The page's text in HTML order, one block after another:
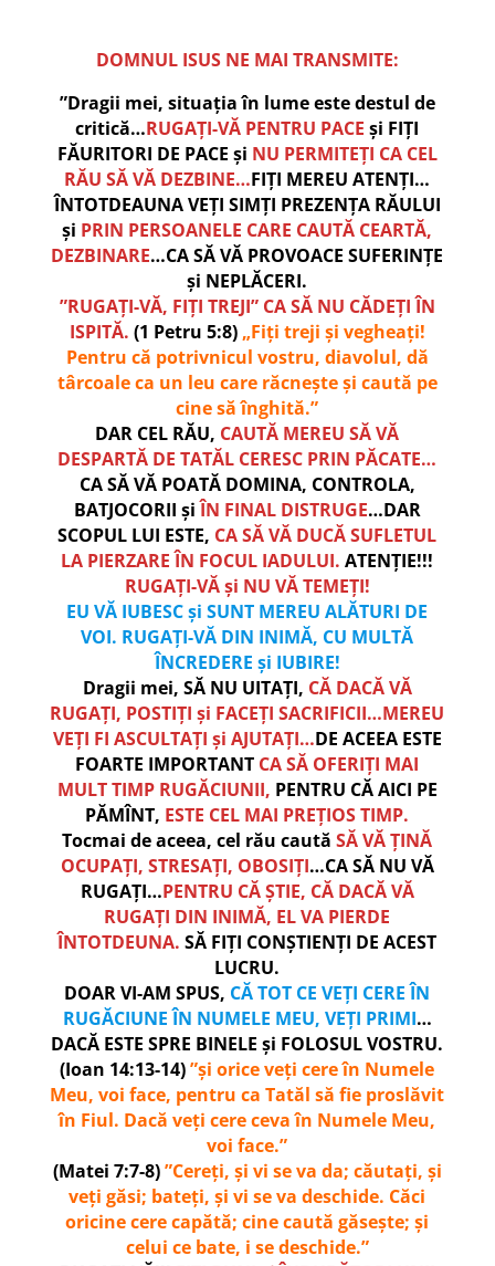
DOMNUL ISUS NE MAI TRANSMITE:
”Dragii mei, situația în lume este destul de
critică…RUGAȚI-VĂ PENTRU PACE și FIȚI
FĂURITORI DE PACE și NU PERMITEȚI CA CEL
RĂU SĂ VĂ DEZBINE…FIȚI MEREU ATENȚI…
ÎNTOTDEAUNA VEȚI SIMȚI PREZENȚA RĂULUI
și PRIN PERSOANELE CARE CAUTĂ CEARTĂ,
DEZBINARE…CA SĂ VĂ PROVOACE SUFERINȚE
și NEPLĂCERI.
”RUGAȚI-VĂ, FIȚI TREJI” CA SĂ NU CĂDEȚI ÎN
ISPITĂ. (1 Petru 5:8) „Fiți treji și vegheați!
Pentru că potrivnicul vostru, diavolul, dă
târcoale ca un leu care răcnește și caută pe
cine să înghită.”
DAR CEL RĂU, CAUTĂ MEREU SĂ VĂ
DESPARTĂ DE TATĂL CERESC PRIN PĂCATE…
CA SĂ VĂ POATĂ DOMINA, CONTROLA,
BATJOCORII șiÎN FINAL DISTRUGE…DAR
SCOPUL LUI ESTE, CA SĂ VĂ DUCĂ SUFLETUL
LA PIERZARE ÎN FOCUL IADULUI. ATENȚIE!!!
RUGAȚI-VĂ și NU VĂ TEMEȚI!
EU VĂ IUBESC și SUNT MEREU ALĂTURI DE
VOI. RUGAȚI-VĂ DIN INIMĂ, CU MULTĂ
ÎNCREDERE și IUBIRE!
Dragii mei, SĂ NU UITAȚI, CĂ DACĂ VĂ
RUGAȚI, POSTIȚI și FACEȚI SACRIFICII…MEREU
VEȚI FI ASCULTAȚI și AJUTAȚI…DE ACEEA ESTE
FOARTE IMPORTANT CA SĂ OFERIȚI MAI
MULT TIMP RUGĂCIUNII, PENTRU CĂ AICI PE
PĂMÎNT, ESTE CEL MAI PREȚIOS TIMP.
Tocmai de aceea, cel rău cautăSĂ VĂ ȚINĂ
OCUPAȚI, STRESAȚI, OBOSIȚI…CA SĂ NU VĂ
RUGAȚI…PENTRU CĂ ȘTIE, CĂ DACĂ VĂ
RUGAȚI DIN INIMĂ, EL VA PIERDE
ÎNTOTDEUNA. SĂ FIȚI CONȘTIENȚI DE ACEST
LUCRU.
DOAR VI-AM SPUS, CĂ TOT CE VEȚI CERE ÎN
RUGĂCIUNE ÎN NUMELE MEU, VEȚI PRIMI…
DACĂ ESTE SPRE BINELE și FOLOSUL VOSTRU.
(Ioan 14:13-14)”și orice veți cere în Numele
Meu, voi face, pentru ca Tatăl să fie proslăvit
în Fiul. Dacă veți cere ceva în Numele Meu,
voi face.”
(Matei 7:7-8)”Cereţi, şi vi se va da; căutaţi, şi
veţi găsi; bateţi, şi vi se va deschide. Căci
oricine cere capătă; cine caută găseşte; şi
celui ce bate, i se deschide.”